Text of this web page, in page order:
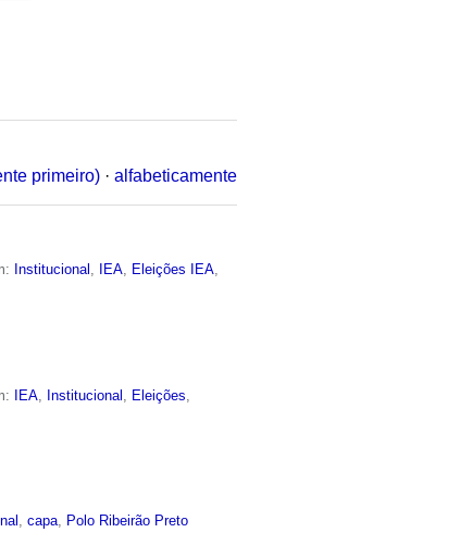
primeiro) · alfabeticamente
Institucional IEA Eleições IEA
IEA Institucional Eleições
,capa, Polo Ribeirão Preto